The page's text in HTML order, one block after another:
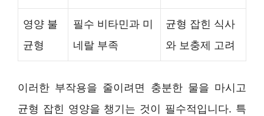
영양 불
균형
필수 비타민과 미
네랄 부족
균형 잡힌 식사
와 보충제 고려
이러한 부작용을 줄이려면 충분한 물을 마시고
균형 잡힌 영양을 챙기는 것이 필수적입니다. 특